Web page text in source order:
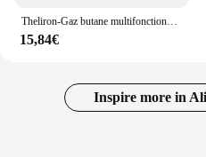
Theliron-Gaz butane multifonctionnel, portable, sans fil, température réglable: 210 ~ 450 °C
15,84€
Inspire more in